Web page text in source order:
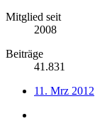
Mitglied seit
2008
Beiträge
41.831
11. Mrz 2012